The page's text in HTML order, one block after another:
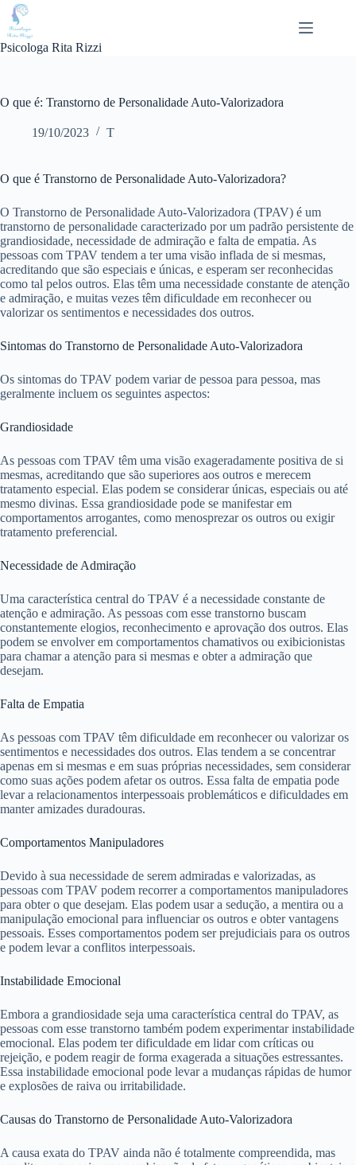
Pular
para
conteúdo
Psicologa Rita Rizzi
O que é: Transtorno de Personalidade Auto-Valorizadora
19/10/2023 T
O que é Transtorno de Personalidade Auto-Valorizadora?
O Transtorno de Personalidade Auto-Valorizadora (TPAV) é um
transtorno de personalidade caracterizado por um padrão persistente de
grandiosidade, necessidade de admiração e falta de empatia. As
pessoas com TPAV tendem a ter uma visão inflada de si mesmas,
acreditando que são especiais e únicas, e esperam ser reconhecidas
como tal pelos outros. Elas têm uma necessidade constante de atenção
e admiração, e muitas vezes têm dificuldade em reconhecer ou
valorizar os sentimentos e necessidades dos outros.
Sintomas do Transtorno de Personalidade Auto-Valorizadora
Os sintomas do TPAV podem variar de pessoa para pessoa, mas
geralmente incluem os seguintes aspectos:
Grandiosidade
As pessoas com TPAV têm uma visão exageradamente positiva de si
mesmas, acreditando que são superiores aos outros e merecem
tratamento especial. Elas podem se considerar únicas, especiais ou até
mesmo divinas. Essa grandiosidade pode se manifestar em
comportamentos arrogantes, como menosprezar os outros ou exigir
tratamento preferencial.
Necessidade de Admiração
Uma característica central do TPAV é a necessidade constante de
atenção e admiração. As pessoas com esse transtorno buscam
constantemente elogios, reconhecimento e aprovação dos outros. Elas
podem se envolver em comportamentos chamativos ou exibicionistas
para chamar a atenção para si mesmas e obter a admiração que
desejam.
Falta de Empatia
As pessoas com TPAV têm dificuldade em reconhecer ou valorizar os
sentimentos e necessidades dos outros. Elas tendem a se concentrar
apenas em si mesmas e em suas próprias necessidades, sem considerar
como suas ações podem afetar os outros. Essa falta de empatia pode
levar a relacionamentos interpessoais problemáticos e dificuldades em
manter amizades duradouras.
Comportamentos Manipuladores
Devido à sua necessidade de serem admiradas e valorizadas, as
pessoas com TPAV podem recorrer a comportamentos manipuladores
para obter o que desejam. Elas podem usar a sedução, a mentira ou a
manipulação emocional para influenciar os outros e obter vantagens
pessoais. Esses comportamentos podem ser prejudiciais para os outros
e podem levar a conflitos interpessoais.
Instabilidade Emocional
Embora a grandiosidade seja uma característica central do TPAV, as
pessoas com esse transtorno também podem experimentar instabilidade
emocional. Elas podem ter dificuldade em lidar com críticas ou
rejeição, e podem reagir de forma exagerada a situações estressantes.
Essa instabilidade emocional pode levar a mudanças rápidas de humor
e explosões de raiva ou irritabilidade.
Causas do Transtorno de Personalidade Auto-Valorizadora
A causa exata do TPAV ainda não é totalmente compreendida, mas